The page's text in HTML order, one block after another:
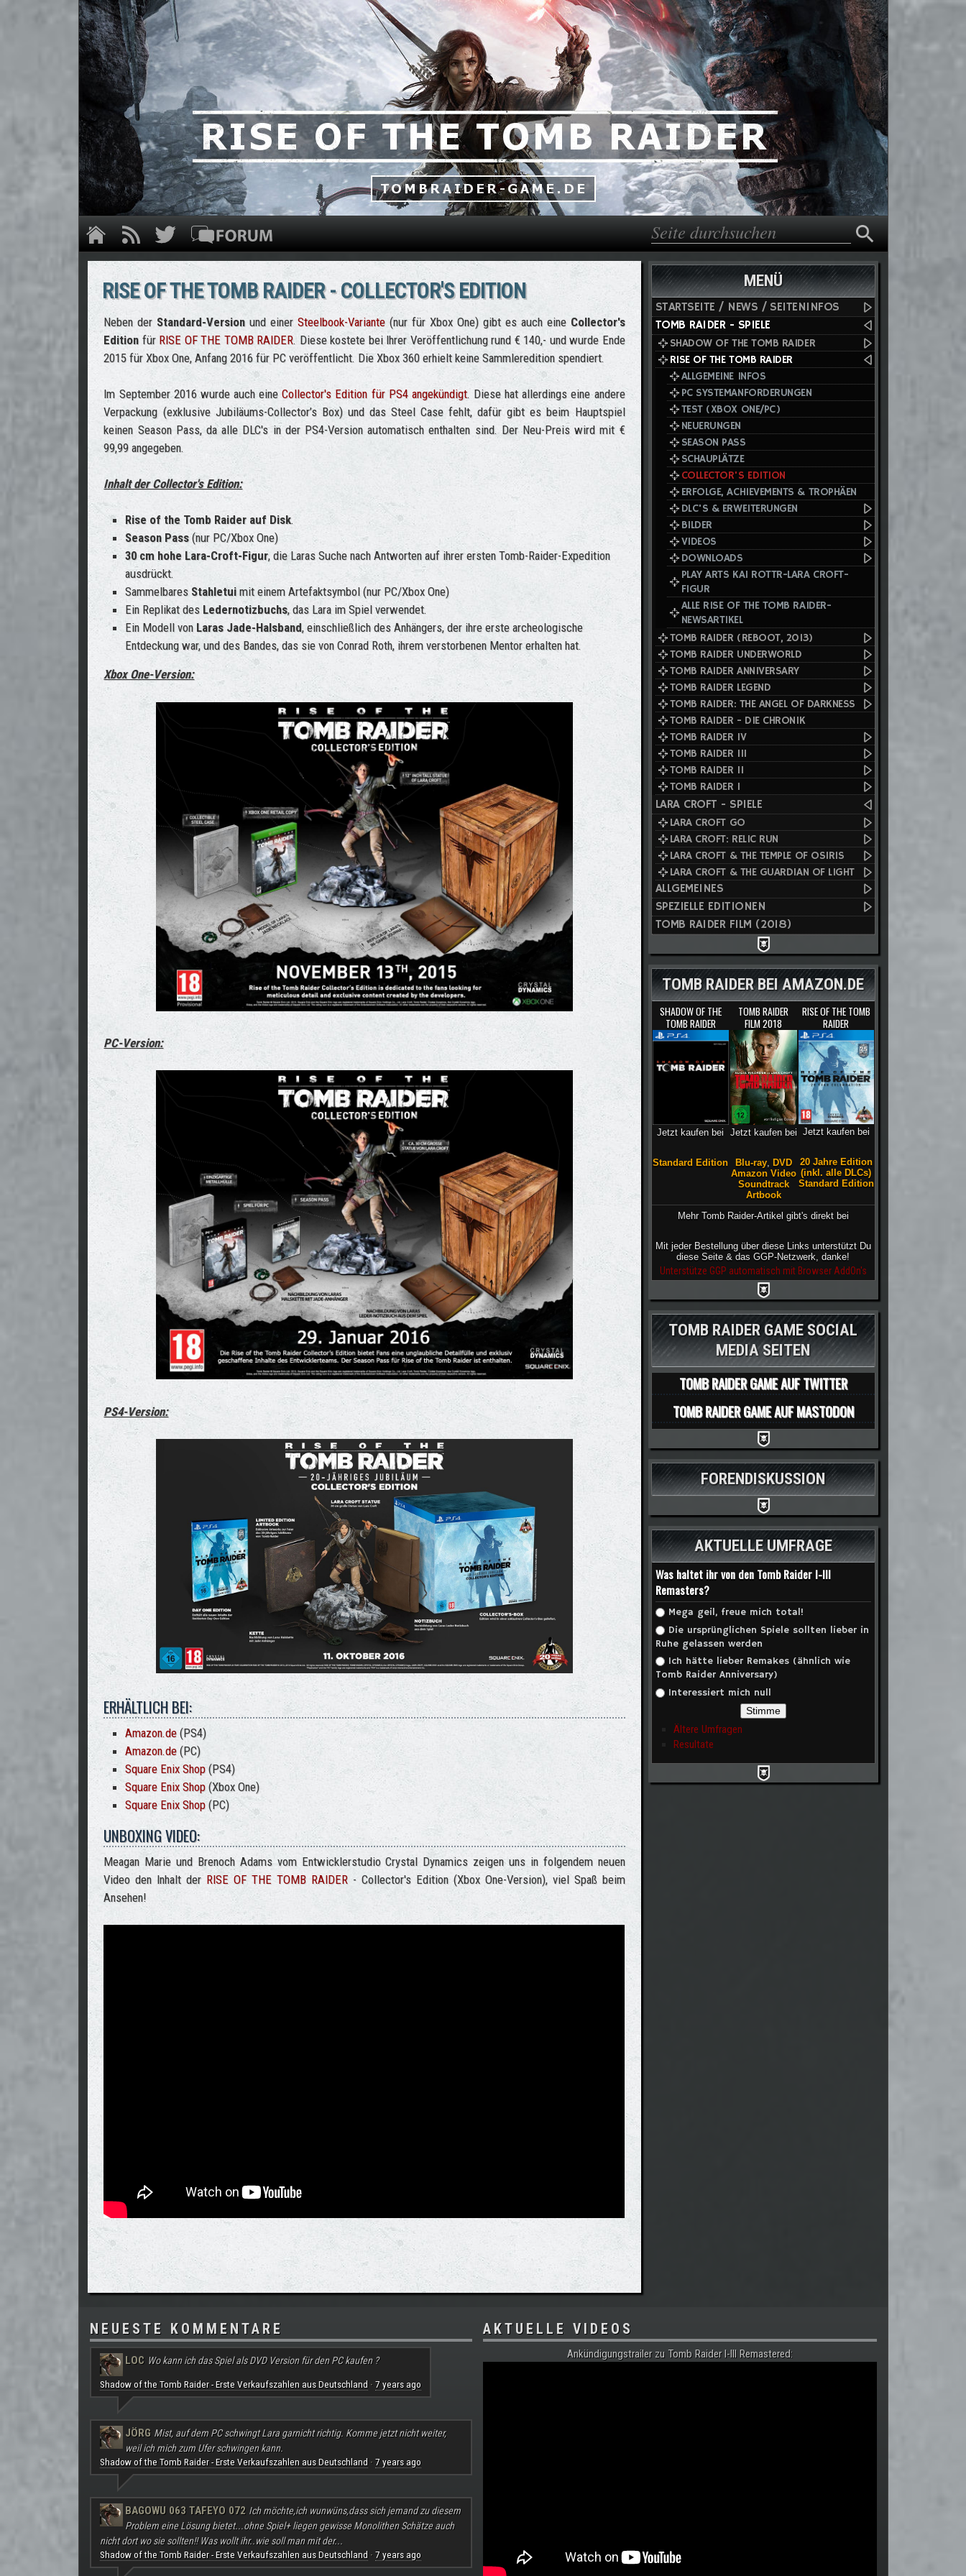
Direkt zum Inhalt
Suchformular
Suche
RISE OF THE TOMB RAIDER - COLLECTOR'S EDITION
Neben der Standard-Version und einerSteelbook-Variante (nur für Xbox One) gibt es auch eine Collector's
Editionfür RISE OF THE TOMB RAIDER. Diese kostete bei Ihrer Veröffentlichung rund € 140,- und wurde Ende
2015 für Xbox One, Anfang 2016 für PC veröffentlicht. Die Xbox 360 erhielt keine Sammleredition spendiert.
Im September 2016 wurde auch eineCollector's Edition für PS4 angekündigt. Diese hat allerdings eine andere
Verpackung (exklusive Jubiläums-Collector’s Box) und das Steel Case fehlt, dafür gibt es beim Hauptspiel
keinen Season Pass, da alle DLC's in der PS4-Version automatisch enthalten sind. Der Neu-Preis wird mit €
99,99 angegeben.
Inhalt der Collector's Edition:
Rise of the Tomb Raider auf Disk.
Season Pass(nur PC/Xbox One)
30 cm hohe Lara-Croft-Figur, die Laras Suche nach Antworten auf ihrer ersten Tomb-Raider-Expedition
ausdrückt.
Sammelbares Stahletui mit einem Artefaktsymbol (nur PC/Xbox One)
Ein Replikat des Ledernotizbuchs, das Lara im Spiel verwendet.
Ein Modell von Laras Jade-Halsband, einschließlich des Anhängers, der ihre erste archeologische
Entdeckung war, und des Bandes, das sie von Conrad Roth, ihrem verstorbenen Mentor erhalten hat.
Xbox One-Version:
PC-Version:
PS4-Version:
ERHÄLTLICH BEI:
Amazon.de (PS4)
Amazon.de (PC)
Square Enix Shop (PS4)
Square Enix Shop (Xbox One)
Square Enix Shop (PC)
UNBOXING VIDEO:
Meagan Marie und Brenoch Adams vom Entwicklerstudio Crystal Dynamics zeigen uns in folgendem neuen
Video den Inhalt der RISE OF THE TOMB RAIDER - Collector's Edition (Xbox One-Version), viel Spaß beim
Ansehen!
MENÜ
STARTSEITE / NEWS / SEITENINFOS
TOMB RAIDER - SPIELE
SHADOW OF THE TOMB RAIDER
RISE OF THE TOMB RAIDER
ALLGEMEINE INFOS
PC SYSTEMANFORDERUNGEN
TEST (XBOX ONE/PC)
NEUERUNGEN
SEASON PASS
SCHAUPLÄTZE
COLLECTOR'S EDITION
ERFOLGE, ACHIEVEMENTS & TROPHÄEN
DLC'S & ERWEITERUNGEN
BILDER
VIDEOS
DOWNLOADS
PLAY ARTS KAI ROTTR-LARA CROFT-
FIGUR
ALLE RISE OF THE TOMB RAIDER-
NEWSARTIKEL
TOMB RAIDER (REBOOT, 2013)
TOMB RAIDER UNDERWORLD
TOMB RAIDER ANNIVERSARY
TOMB RAIDER LEGEND
TOMB RAIDER: THE ANGEL OF DARKNESS
TOMB RAIDER - DIE CHRONIK
TOMB RAIDER IV
TOMB RAIDER III
TOMB RAIDER II
TOMB RAIDER I
LARA CROFT - SPIELE
LARA CROFT GO
LARA CROFT: RELIC RUN
LARA CROFT & THE TEMPLE OF OSIRIS
LARA CROFT & THE GUARDIAN OF LIGHT
ALLGEMEINES
SPEZIELLE EDITIONEN
TOMB RAIDER FILM (2018)
TOMB RAIDER BEI AMAZON.DE
SHADOW OF THE
TOMB RAIDER
Jetzt kaufen bei
Standard Edition
TOMB RAIDER
FILM 2018
Jetzt kaufen bei
Blu-ray, DVD
Amazon Video
Soundtrack
Artbook
RISE OF THE TOMB
RAIDER
Jetzt kaufen bei
20 Jahre Edition
(inkl. alle DLCs)
Standard Edition
Mehr Tomb Raider-Artikel gibt's direkt bei
Mit jeder Bestellung über diese Links unterstützt Du
diese Seite & das GGP-Netzwerk, danke!
Unterstütze GGP automatisch mit Browser AddOn's
TOMB RAIDER GAME SOCIAL
MEDIA SEITEN
TOMB RAIDER GAME AUF TWITTER
TOMB RAIDER GAME AUF MASTODON
FORENDISKUSSION
AKTUELLE UMFRAGE
Was haltet ihr von den Tomb Raider I-III
Remasters?
Auswahlmöglichkeiten
Mega geil, freue mich total!
Die ursprünglichen Spiele sollten lieber in
Ruhe gelassen werden
Ich hätte lieber Remakes (ähnlich wie
Tomb Raider Anniversary)
Interessiert mich null
Ältere Umfragen
Resultate
NEUESTE KOMMENTARE
LOC Wo kann ich das Spiel als DVD Version für den PC kaufen ?
Shadow of the Tomb Raider - Erste Verkaufszahlen aus Deutschland· 7 years ago
JÖRG Mist, auf dem PC schwingt Lara garnicht richtig. Komme jetzt nicht weiter,
weil ich mich zum Ufer schwingen kann.
Shadow of the Tomb Raider - Erste Verkaufszahlen aus Deutschland· 7 years ago
BAGOWU 063 TAFEYO 072 Ich möchte,ich wunwüns,dass sich jemand zu diesem
Problem eine Lösung bietet...ohne Spiel+ liegen gewisse Monolithen Schätze auch
nicht dort wo sie sollten!! Was wollt ihr..wie soll man mit der...
Shadow of the Tomb Raider - Erste Verkaufszahlen aus Deutschland· 7 years ago
AKTUELLE VIDEOS
Ankündigungstrailer zu Tomb Raider I-III Remastered: